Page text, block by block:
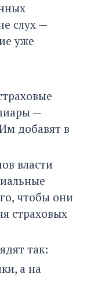
слух —
уже
—
добавят в
власти
чтобы они
страховых
так:
а на